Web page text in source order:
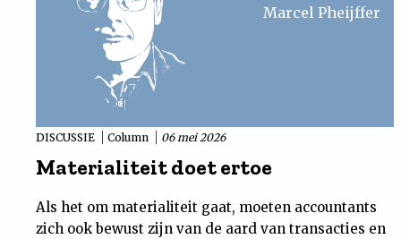
Marcel Pheijffer
DISCUSSIE Column 06 mei 2026
Materialiteit doet ertoe
Als het om materialiteit gaat, moeten accountants
zich ook bewust zijn van de aard van transacties en